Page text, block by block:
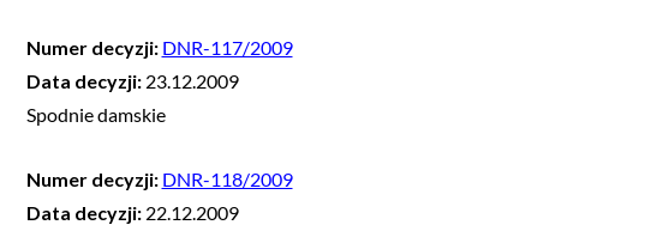
Numer decyzji: DNR-117/2009
Data decyzji: 23.12.2009
Spodnie damskie
Numer decyzji: DNR-118/2009
Data decyzji: 22.12.2009